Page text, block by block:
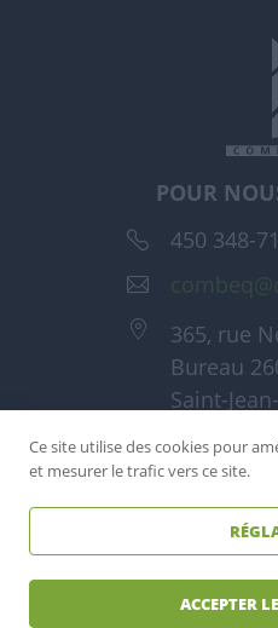
POUR
450 348-
365, rue
Bureau
Saint-
Tous droits
Réalisé par
Ce site utilise des cookies pour
et mesurer le trafic vers ce site.
ACCEPTER